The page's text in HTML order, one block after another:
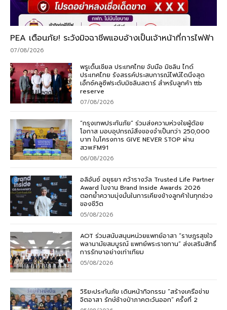
PEA เตือนภัย! ระวังมิจฉาชีพแอบอ้างเป็นเจ้าหน้าที่การไฟฟ้า
07/08/2026
พรูเด็นเชียล ประเทศไทย จับมือ มิชลิน ไกด์
ประเทศไทย รังสรรค์ประสบการณ์ไฟน์ไดนิ่งสุด
เอ็กซ์คลูซีฟระดับมิชลินสตาร์ สำหรับลูกค้า ttb
reserve
07/08/2026
“กรุงเทพประกันภัย” ร่วมส่งความห่วงใยผู้ด้อย
โอกาส มอบอุปกรณ์สิ่งของจำเป็นกว่า 250,000
บาท ในโครงการ GIVE NEVER STOP ผ่าน
สวพ.FM91
06/08/2026
อลิอันซ์ อยุธยา คว้ารางวัล Trusted Life Partner
Award ในงาน Brand Inside Awards 2026
ตอกย้ำความมุ่งมั่นในการเคียงข้างลูกค้าในทุกช่วง
ของชีวิต
05/08/2026
AOT ร่วมสนับสนุนหน่วยแพทย์อาสา “ราษฎรสุขใจ
พลานามัยสมบูรณ์ แพทย์พระราชทาน” ส่งเสริมสิทธิ์
การรักษาอย่างเท่าเทียม
05/08/2026
วิริยะประกันภัย เดินหน้ากิจกรรม “สร้างเครือข่าย
จิตอาสา รักษ์ช้างป่าภาคตะวันออก” ครั้งที่ 2